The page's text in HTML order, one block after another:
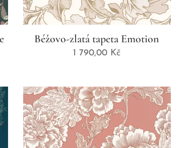
Béžovo-zlatá tapeta Emotion
1 790,00 Kč